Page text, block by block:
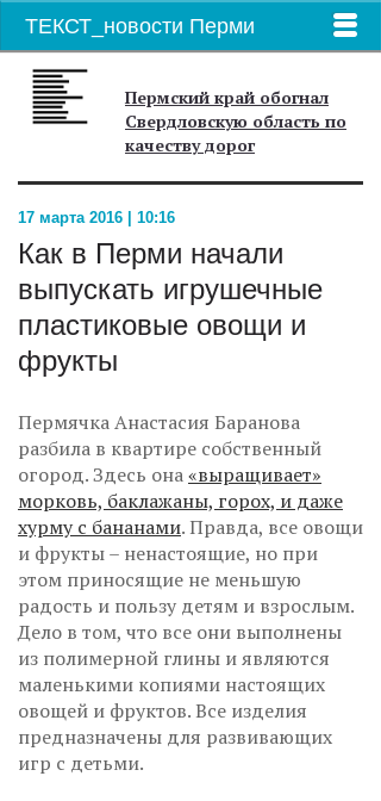
ТЕКСТ_новости Перми
Пермский край обогнал
Свердловскую область по
качеству дорог
17 марта 2016 | 10:16
Как в Перми начали
выпускать игрушечные
пластиковые овощи и
фрукты
Пермячка Анастасия Баранова
разбила в квартире собственный
огород. Здесь она«выращивает»
морковь, баклажаны, горох, и даже
хурму с бананами. Правда, все овощи
и фрукты – ненастоящие, но при
этом приносящие не меньшую
радость и пользу детям и взрослым.
Дело в том, что все они выполнены
из полимерной глины и являются
маленькими копиями настоящих
овощей и фруктов. Все изделия
предназначены для развивающих
игр с детьми.